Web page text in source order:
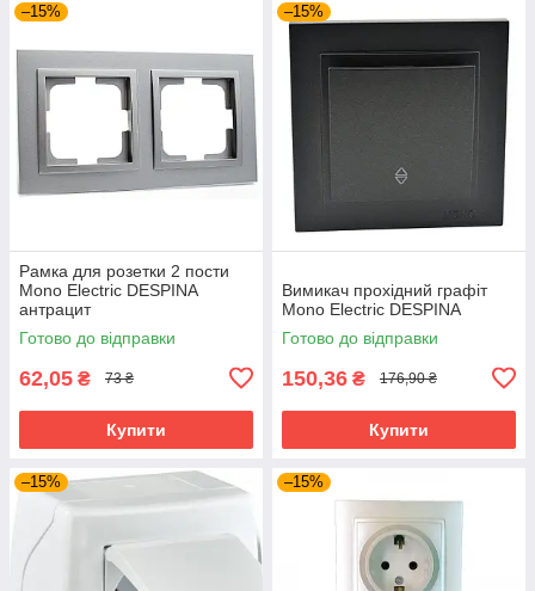
–15%
Рамка для розетки 2 пости
Mono Electric DESPINA
антрацит
Готово до відправки
62,05 ₴ 73 ₴
Купити
–15%
Вимикач прохідний графіт
Mono Electric DESPINA
Готово до відправки
150,36 ₴ 176,90 ₴
Купити
–15% –15%